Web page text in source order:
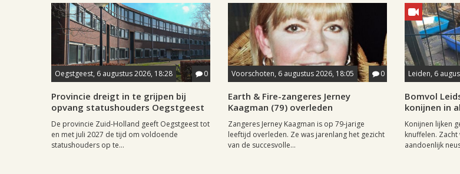
Oegstgeest, 6 augustus 2026, 18:28 0
Provincie dreigt in te grijpen bij
opvang statushouders Oegstgeest
De provincie Zuid-Holland geeft Oegstgeest tot
en met juli 2027 de tijd om voldoende
statushouders op te...
Voorschoten, 6 augustus 2026, 18:05 0
Earth & Fire-zangeres Jerney
Kaagman (79) overleden
Zangeres Jerney Kaagman is op 79-jarige
leeftijd overleden. Ze was jarenlang het gezicht
van de succesvolle...
Leiden, 6
Bomvol
konijnen in
Konijnen lijken
knuffelen.
aandoenlijk